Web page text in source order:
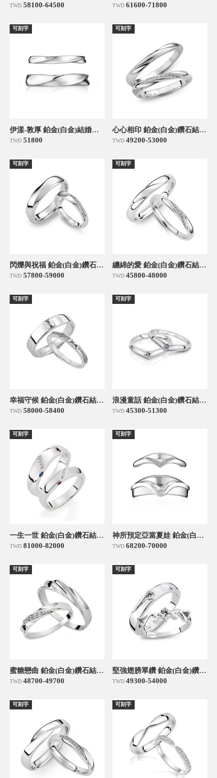
TWD 58100-64500 TWD 61600-71800
可刻字
伊漾-敦厚 鉑金(白金)結婚對戒
TWD 51800
可刻字
心心相印 鉑金(白金)鑽石結婚對戒
TWD 49200-53000
可刻字
閃爍與祝福 鉑金(白金)鑽石結婚對戒
TWD 57800-59000
可刻字
纏綿的愛 鉑金(白金)鑽石結婚對戒
TWD 45800-48000
可刻字
幸福守候 鉑金(白金)鑽石結婚對戒
TWD 58000-58400
可刻字
浪漫童話 鉑金(白金)鑽石結婚對戒
TWD 45300-51300
可刻字
一生一世 鉑金(白金)鑽石結婚對戒
TWD 81000-82000
可刻字
神所預定亞當夏娃 鉑金(白金)鑽石結婚對戒
TWD 68200-70000
可刻字
蜜糖戀曲 鉑金(白金)鑽石結婚對戒
TWD 48700-49700
可刻字
堅強翅膀單鑽 鉑金(白金)鑽石結婚對戒
TWD 49300-54000
可刻字 可刻字